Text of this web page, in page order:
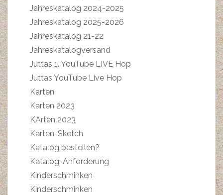
Jahreskatalog 2024-2025
Jahreskatalog 2025-2026
Jahreskatalog 21-22
Jahreskatalogversand
Juttas 1. YouTube LIVE Hop
Juttas YouTube Live Hop
Karten
Karten 2023
KArten 2023
Karten-Sketch
Katalog bestellen?
Katalog-Anforderung
Kinderschminken
Kinderschminken